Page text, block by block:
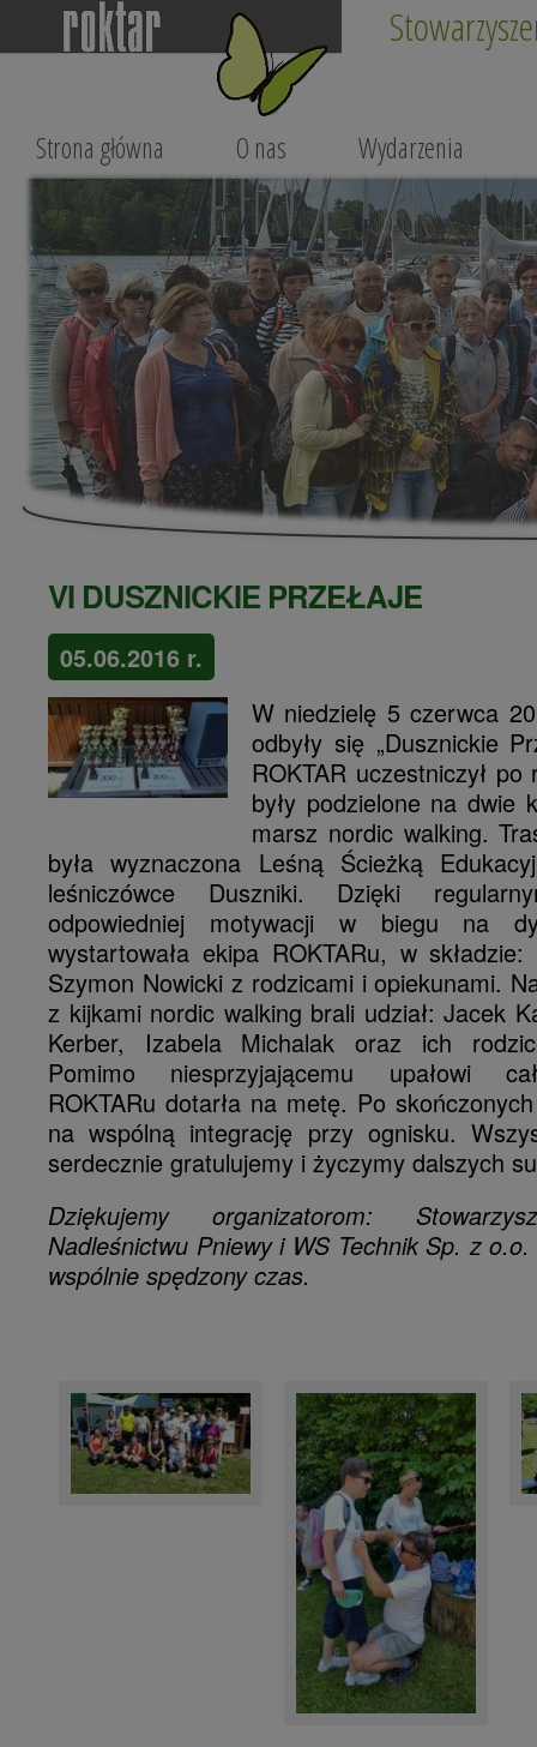
Strona główna O nas Wydarzenia
VI DUSZNICKIE PRZEŁAJE
05.06.2016 r.
W niedzielę 5 czerwca
odbyły się „Dusznickie
ROKTAR uczestniczył
były podzielone na dwie
marsz nordic walking.
była wyznaczona Leśną Ścieżką
leśniczówce Duszniki. Dzięki
odpowiedniej motywacji w biegu na
wystartowała ekipa ROKTARu, w
Szymon Nowicki z rodzicami i opiekunami.
z kijkami nordic walking brali udział: Jacek
Kerber, Izabela Michalak oraz ich
Pomimo niesprzyjającemu upałowi
ROKTARu dotarła na metę. Po
na wspólną integrację przy ognisku.
serdecznie gratulujemy i życzymy dalszych
Dziękujemy organizatorom:
Nadleśnictwu Pniewy i WS Technik Sp. z
wspólnie spędzony czas.